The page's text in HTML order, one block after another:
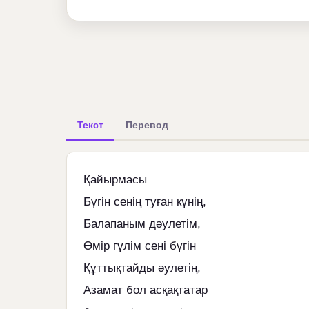
Текст Перевод
Қайырмасы
Бүгін сенің туған күнің,
Балапаным дәулетім,
Өмір гүлім сені бүгін
Құттықтайды әулетің,
Азамат бол асқақтатар